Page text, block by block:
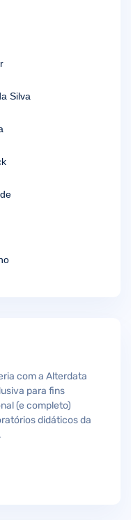
Silva
com a Alterdata
para fins
(e completo)
didáticos da